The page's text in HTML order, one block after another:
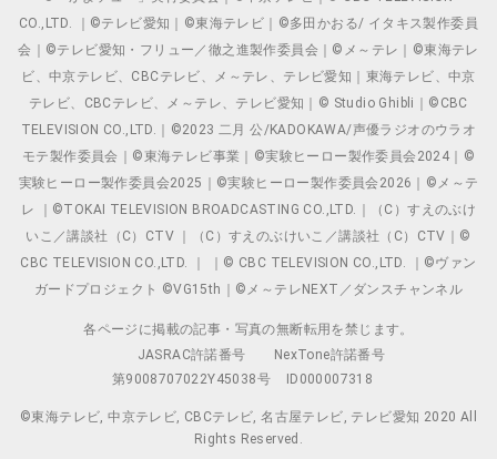
CO.,LTD. ｜©テレビ愛知｜©東海テレビ｜©多田かおる/ イタキス製作委員
会｜©テレビ愛知・フリュー／徹之進製作委員会｜©メ～テレ｜©東海テレ
ビ、中京テレビ、CBCテレビ、メ～テレ、テレビ愛知｜東海テレビ、中京
テレビ、CBCテレビ、メ～テレ、テレビ愛知｜© Studio Ghibli｜©CBC
TELEVISION CO.,LTD.｜©2023 二月 公/KADOKAWA/声優ラジオのウラオ
モテ製作委員会｜©東海テレビ事業｜©実験ヒーロー製作委員会2024｜©
実験ヒーロー製作委員会2025｜©実験ヒーロー製作委員会2026｜©メ～テ
レ ｜©TOKAI TELEVISION BROADCASTING CO.,LTD.｜（C）すえのぶけ
いこ／講談社（C）CTV ｜（C）すえのぶけいこ／講談社（C）CTV｜©
CBC TELEVISION CO.,LTD. ｜ ｜© CBC TELEVISION CO.,LTD. ｜©ヴァン
ガードプロジェクト ©VG15th｜©メ～テレNEXT／ダンスチャンネル
各ページに掲載の記事・写真の無断転用を禁じます。
JASRAC許諾番号
NexTone許諾番号
第9008707022Y45038号
ID000007318
©東海テレビ, 中京テレビ, CBCテレビ, 名古屋テレビ, テレビ愛知 2020 All
Rights Reserved.